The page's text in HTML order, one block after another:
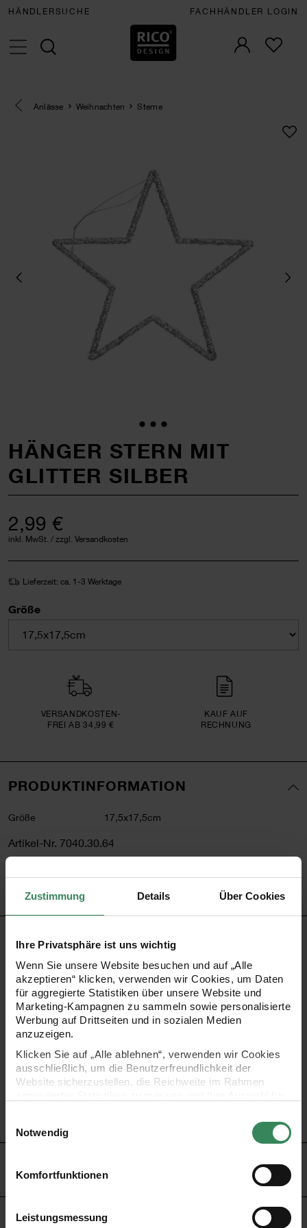
Zustimmung Details Über Cookies
Ihre Privatsphäre ist uns wichtig
Wenn Sie unsere Website besuchen und auf „Alle
akzeptieren“ klicken, verwenden wir Cookies, um Daten
für aggregierte Statistiken über unsere Website und
Marketing-Kampagnen zu sammeln sowie personalisierte
Werbung auf Drittseiten und in sozialen Medien
anzuzeigen.
Klicken Sie auf „Alle ablehnen“, verwenden wir Cookies
ausschließlich, um die Benutzerfreundlichkeit der
Website sicherzustellen, die Reichweite im Rahmen
Ihre Einwilligung ist freiwillig und kann jederzeit über den
Link „Cookie-Einstellungen“ im Fußbereich der Seite
verwendeten Technologien und den Empfängern der
Daten finden Sie in unserer Datenschutzerklärung.
Notwendig
Komfortfunktionen
Leistungsmessung
HÄNDLERSUCHE FACHHÄNDLER LOGIN
Eine Kategorie zurück navigieren
Anlässe Weihnachten Sterne
HÄNGER STERN MIT
GLITTER SILBER
2,99 €
inkl. MwSt. / zzgl. Versandkosten
Lieferzeit: ca. 1-3 Werktage
Größe
VERSAND­KOSTEN­
FREI AB 34,99 €
KAUF AUF
RECHNUNG
PRODUKTINFORMATION
Größe 17,5x17,5cm
Artikel-Nr. 7040.30.64
Bestell-Nr. 3358887
PRODUKTBESCHREIBUNG
Zu den schönsten Dingen in der Weihnachtszeit gehört
doch das Dekorieren: Mit den silberfarbenen Glitter-
Sternen lassen sich tolle Fenster-, Wand- oder Türbehänge
und auch andere Deko-Elemente gestalten.
Farbe: silber
Form: Stern